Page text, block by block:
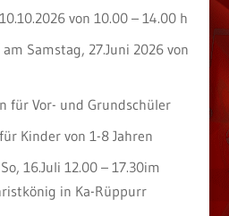
von 10.00 – 14.00 h
Samstag, 27.Juni 2026 von
für Vor- und Grundschüler
Kinder von 1-8 Jahren
16.Juli 12.00 – 17.30im
in Ka-Rüppurr